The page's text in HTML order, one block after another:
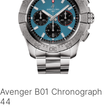
Avenger B01 Chronograph
44